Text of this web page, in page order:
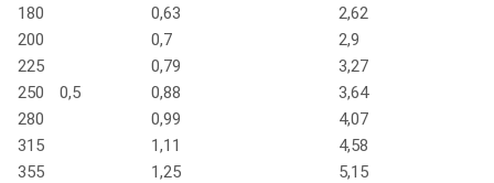
0,5
180
0,63
2,62
200
0,7
2,9
225
0,79
3,27
250
0,88
3,64
280
0,99
4,07
315
1,11
4,58
355
1,25
5,15